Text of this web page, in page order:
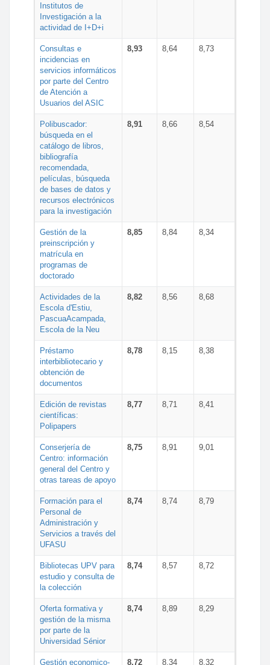
Institutos de
Investigación a la
actividad de I+D+i
Consultas e
incidencias en
servicios informáticos
por parte del Centro
de Atención a
Usuarios del ASIC
8,93 8,64 8,73
Polibuscador:
búsqueda en el
catálogo de libros,
bibliografía
recomendada,
películas, búsqueda
de bases de datos y
recursos electrónicos
para la investigación
8,91 8,66 8,54
Gestión de la
preinscripción y
matrícula en
programas de
doctorado
8,85 8,84 8,34
Actividades de la
Escola d'Estiu,
PascuaAcampada,
Escola de la Neu
8,82 8,56 8,68
Préstamo
interbibliotecario y
obtención de
documentos
8,78 8,15 8,38
Edición de revistas
científicas:
Polipapers
8,77 8,71 8,41
Conserjería de
Centro: información
general del Centro y
otras tareas de apoyo
8,75 8,91 9,01
Formación para el
Personal de
Administración y
Servicios a través del
UFASU
8,74 8,74 8,79
Bibliotecas UPV para
estudio y consulta de
la colección
8,74 8,57 8,72
Oferta formativa y
gestión de la misma
por parte de la
Universidad Sénior
8,74 8,89 8,29
Gestión economico- 8,72 8,34 8,32